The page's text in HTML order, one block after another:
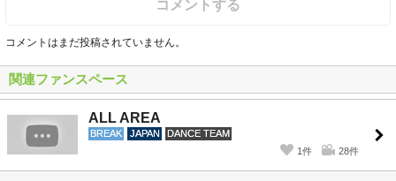
コメントする
コメントはまだ投稿されていません。
関連ファンスペース
ALL AREA
BREAK JAPAN
DANCE TEAM
1件
28件